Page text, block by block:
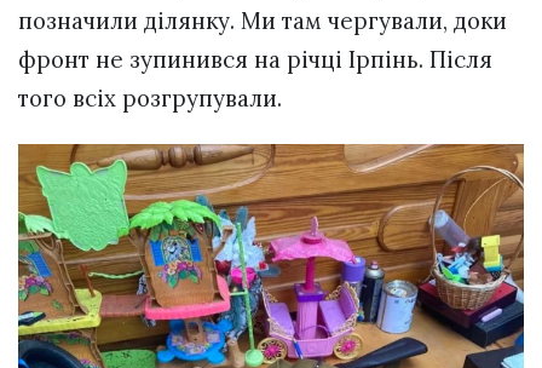
позначили ділянку. Ми там чергували, доки
фронт не зупинився на річці Ірпінь. Після
того всіх розгрупували.